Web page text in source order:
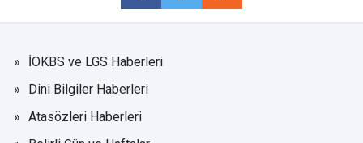
İOKBS ve LGS Haberleri
Dini Bilgiler Haberleri
Atasözleri Haberleri